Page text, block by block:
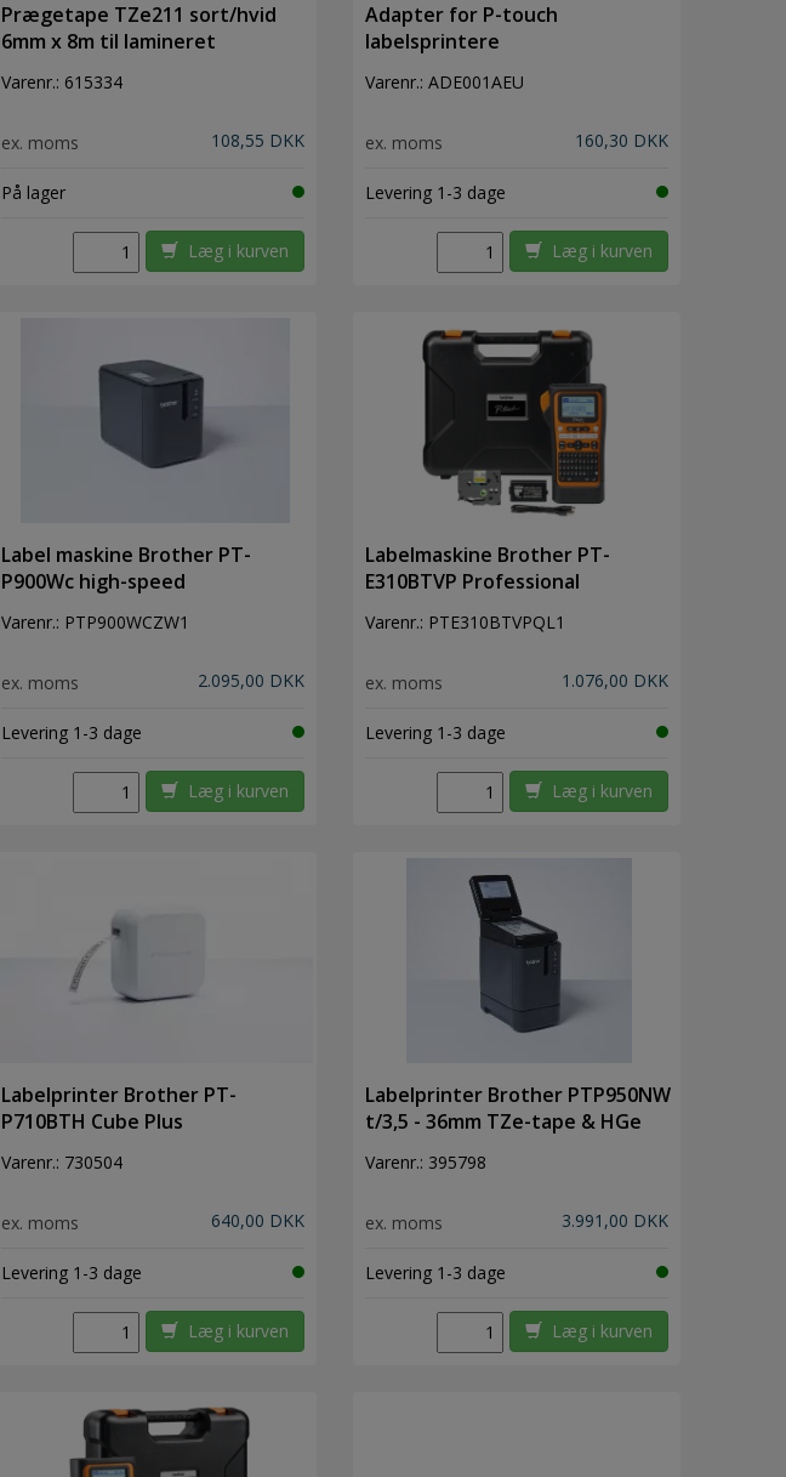
Prægetape TZe211 sort/hvid
6mm x 8m til lamineret
Varenr.: 615334
ex. moms 108,55 DKK
På lager
Læg i kurven
Adapter for P-touch
labelsprintere
Varenr.: ADE001AEU
ex. moms 160,30 DKK
Levering 1-3 dage
Læg i kurven
Label maskine Brother PT-
P900Wc high-speed
Varenr.: PTP900WCZW1
ex. moms 2.095,00 DKK
Levering 1-3 dage
Læg i kurven
Labelmaskine Brother PT-
E310BTVP Professional
Varenr.: PTE310BTVPQL1
ex. moms 1.076,00 DKK
Levering 1-3 dage
Læg i kurven
Labelprinter Brother PT-
P710BTH Cube Plus
Varenr.: 730504
ex. moms 640,00 DKK
Levering 1-3 dage
Læg i kurven
Labelprinter Brother PTP950NW
t/3,5 - 36mm TZe-tape & HGe
Varenr.: 395798
ex. moms 3.991,00 DKK
Levering 1-3 dage
Læg i kurven